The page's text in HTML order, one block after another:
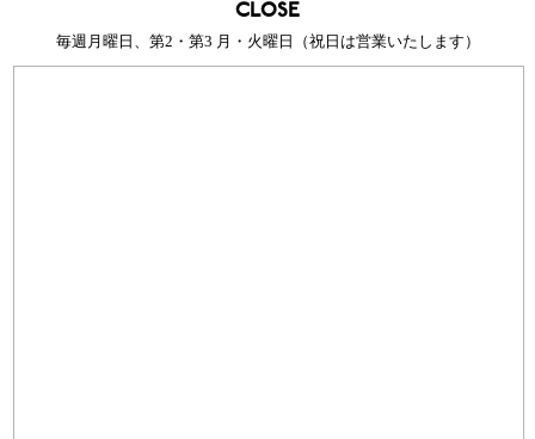
CLOSE
毎週月曜日、第2・第3 月・火曜日（祝日は営業いたします）